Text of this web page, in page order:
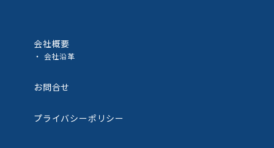
会社概要
会社沿革
お問合せ
プライバシーポリシー